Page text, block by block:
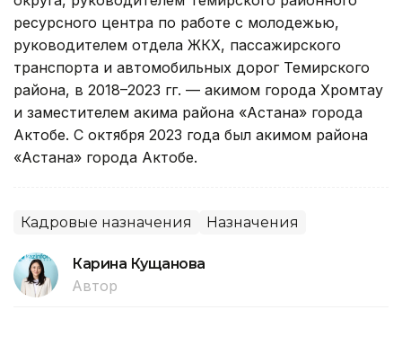
ресурсного центра по работе с молодежью,
руководителем отдела ЖКХ, пассажирского
транспорта и автомобильных дорог Темирского
района, в 2018–2023 гг. — акимом города Хромтау
и заместителем акима района «Астана» города
Актобе. С октября 2023 года был акимом района
«Астана» города Актобе.
Кадровые назначения Назначения
Карина Кущанова
Автор